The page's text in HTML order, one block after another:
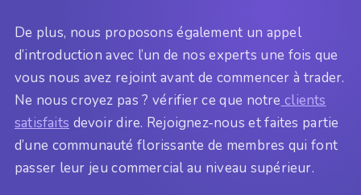
De plus, nous proposons également un appel
d’introduction avec l’un de nos experts une fois que
vous nous avez rejoint avant de commencer à trader.
Ne nous croyez pas ? vérifier ce que notre clients
satisfaits devoir dire. Rejoignez-nous et faites partie
d’une communauté florissante de membres qui font
passer leur jeu commercial au niveau supérieur.